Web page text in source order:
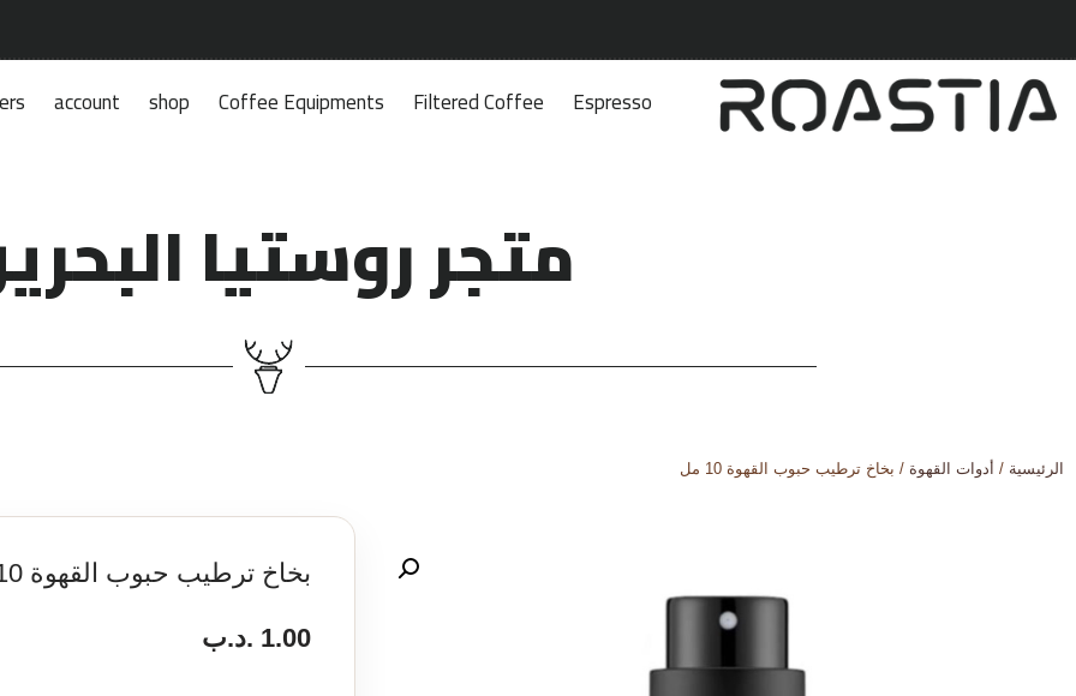
Espresso
Filtered Coffee
Coffee Equipments
shop
account
متجر روستيا
الرئيسية / أدوات القهوة / بخاخ ترطيب حبوب القهوة 10 مل
بخاخ ترطيب حبوب القهوة 10 مل
1.00 .د.ب